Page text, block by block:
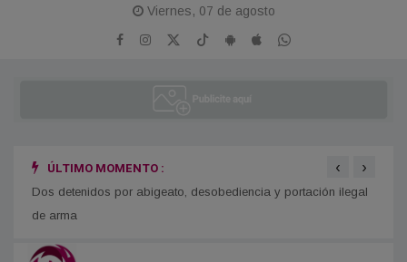
Viernes, 07 de agosto
ÚLTIMO MOMENTO :
Dos detenidos por abigeato, desobediencia y portación ilegal
de arma
‹ ›